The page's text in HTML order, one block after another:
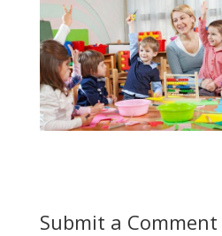
Submit a Comment